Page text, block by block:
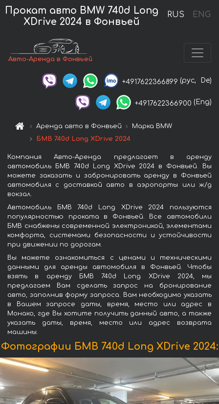
RUS ENG
Прокат авто BMW 740d Long
XDrive 2024 в Фонвьей
Авто-Аренда в Фонвьей
+4917622366899 (рус, De)
+4917622366900 (Eng)
Аренда авто в Фонвьей
Марка BMW
БМВ 740d Long XDrive 2024
Компания Авто-Аренда предлагает в аренду
автомобиль БМВ 740d Long XDrive 2024 в Фонвьей. Вы
можете заказать и забронировать аренду в Фонвьей
автомобиля с доставкой авто в аэропорты или ж/д
вокзал.
Автомобиль БМВ 740d Long XDrive 2024 пользуются
популярностью проката в Фонвьей. Все автомобили
БМВ снабжены современной электроникой, элементами
комфорта, системами безопасности и устойчивости
при движении по дорогам.
Вы можете ознакомиться с ценами и техническими
данными для аренды автомобиля в Фонвьей. Чтобы
взять в аренду БМВ 740d Long XDrive 2024, мы
предлагаем Вам сделать запрос на бронирование
авто, заполнив форму запроса. Вам необходимо указать
в Вашем запросе даты, время, место или адрес в
Монако, где Вы хотите получить данный авто, а также
указать даты, время, место или адрес возврата
машины.
Фотографии БМВ 740d Long XDrive 2024: